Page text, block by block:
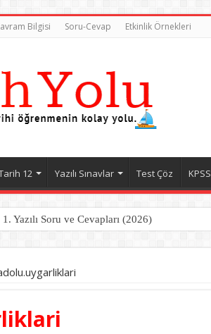
Bilgisi Soru-Cevap Etkinlik Örnekleri
12 Yazılı Sınavlar Test Çöz KPSS
Yazılı Soru ve Cevapları (2026)